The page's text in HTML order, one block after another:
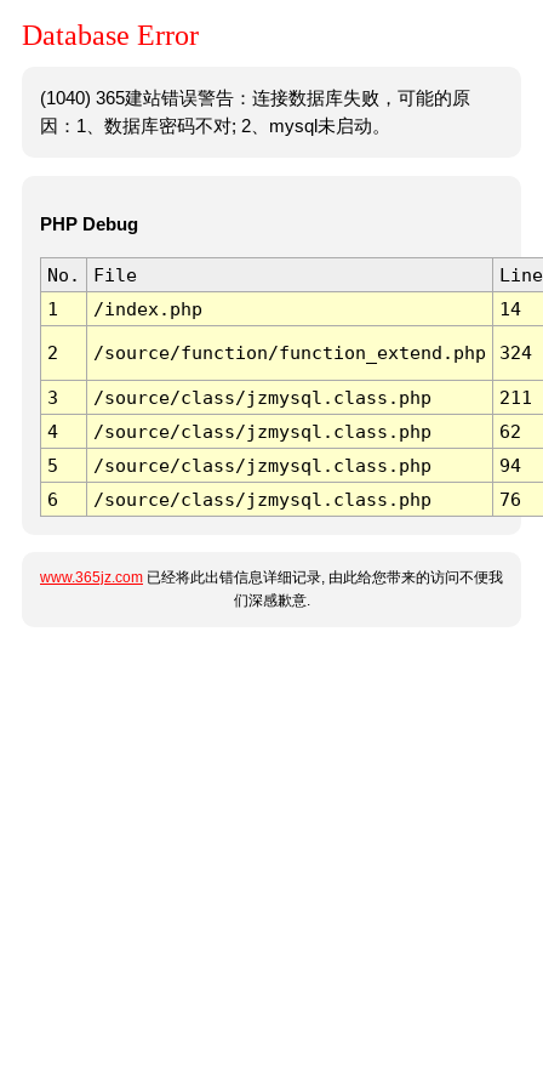
Database Error
(1040) 365建站错误警告：连接数据库失败，可能的原
因：1、数据库密码不对; 2、mysql未启动。
PHP Debug
No. File
Line
1
/index.php 14
2 /source/function/function_extend.php 324
3 /source/class/jzmysql.class.php
211
4
/source/class/jzmysql.class.php
62
5
/source/class/jzmysql.class.php
94
6
/source/class/jzmysql.class.php 76
www.365jz.com 已经将此出错信息详细记录, 由此给您带来的访问不便我
们深感歉意.